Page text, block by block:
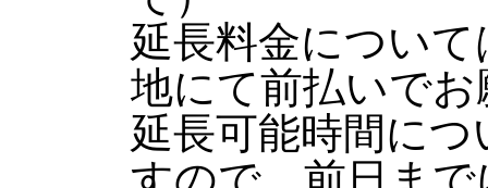
延長料金につい
地にて前払いで
延長可能時間に